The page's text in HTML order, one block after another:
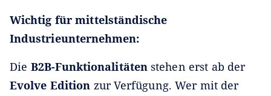
Wichtig für mittelständische
Industrieunternehmen:
Die B2B-Funktionalitätenstehen erst ab der
Evolve Edition zur Verfügung. Wer mit der